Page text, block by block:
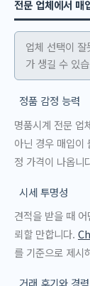
전문 업체에서 매
업체 선택이
가 생길 수 있
정품 감정 능력
명품시계 전문 업
아닌 경우 매입이
정 가격이 나옵니
시세 투명성
견적을 받을 때
뢰할 만합니다.
를 기준으로 제시
거래 후기와 경력